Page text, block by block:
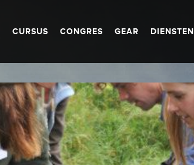
CURSUS CONGRES GEAR DIENSTEN